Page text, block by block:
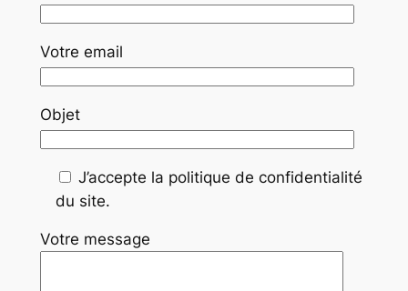
Votre email
Objet
J’accepte la politique de confidentialité
du site.
Votre message